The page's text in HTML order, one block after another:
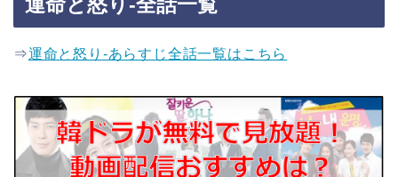
⇒運命と怒り-あらすじ全話一覧はこちら